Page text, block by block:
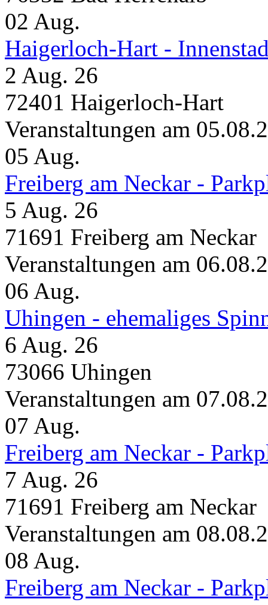
02 Aug.
Haigerloch-Hart -
2 Aug. 26
72401 Haigerloch-Hart
Veranstaltungen am
05 Aug.
Freiberg am Neckar -
5 Aug. 26
71691 Freiberg am Neckar
Veranstaltungen am
06 Aug.
Uhingen - ehemaliges
6 Aug. 26
73066 Uhingen
Veranstaltungen am
07 Aug.
Freiberg am Neckar -
7 Aug. 26
71691 Freiberg am Neckar
Veranstaltungen am
08 Aug.
Freiberg am Neckar -